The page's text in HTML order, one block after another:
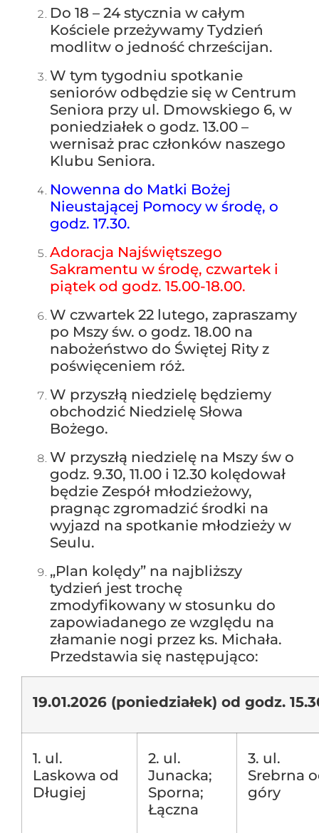
Do 18 – 24 stycznia w całym
Kościele przeżywamy Tydzień
modlitw o jedność chrześcijan.
W tym tygodniu spotkanie
seniorów odbędzie się w Centrum
Seniora przy ul. Dmowskiego 6, w
poniedziałek o godz. 13.00 –
wernisaż prac członków naszego
Klubu Seniora.
Nowenna do Matki Bożej
Nieustającej Pomocy w środę, o
godz. 17.30.
Adoracja Najświętszego
Sakramentu w środę, czwartek i
piątek od godz. 15.00-18.00.
W czwartek 22 lutego, zapraszamy
po Mszy św. o godz. 18.00 na
nabożeństwo do Świętej Rity z
poświęceniem róż.
W przyszłą niedzielę będziemy
obchodzić Niedzielę Słowa
Bożego.
W przyszłą niedzielę na Mszy św o
godz. 9.30, 11.00 i 12.30 kolędował
będzie Zespół młodzieżowy,
pragnąc zgromadzić środki na
wyjazd na spotkanie młodzieży w
Seulu.
„Plan kolędy” na najbliższy
tydzień jest trochę
zmodyfikowany w stosunku do
zapowiadanego ze względu na
złamanie nogi przez ks. Michała.
Przedstawia się następująco:
19.01.2026 (poniedziałek) od godz.
1. ul.
Laskowa od
Długiej
2. ul.
Junacka;
Sporna;
Łączna
3. ul.
Srebrna
góry